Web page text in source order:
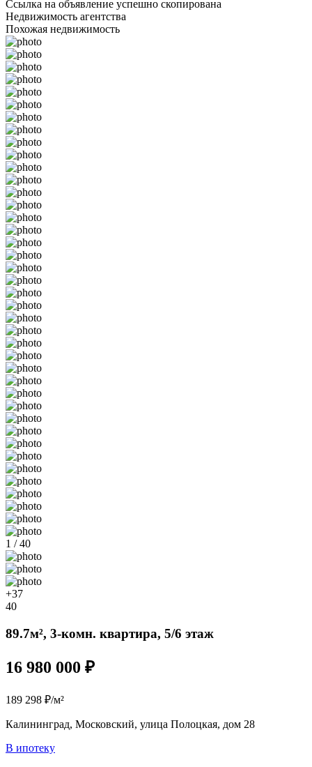
Ссылка на объявление успешно скопирована
Недвижимость агентства
Похожая недвижимость
1 / 40
+37
40
89.7м², 3-комн. квартира, 5/6 этаж
16 980 000 ₽
189 298 ₽/м²
Калининград, Московский, улица Полоцкая, дом 28
В ипотеку